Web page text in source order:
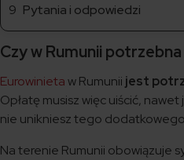
Pytania i odpowiedzi
Czy w Rumunii
Eurowinietaw Rumunii jest
Opłatę musisz więc uiścić,
nie unikniesz tego
Na terenie Rumunii obowiązuje